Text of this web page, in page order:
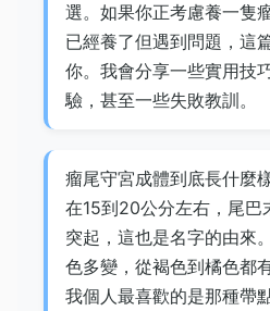
選。如果你正考慮養一隻
已經養了但遇到問題，這
你。我會分享一些實用技
驗，甚至一些失敗教訓。
瘤尾守宮成體到底長什麼
在15到20公分左右，尾巴
突起，這也是名字的由來
色多變，從褐色到橘色都
我個人最喜歡的是那種帶